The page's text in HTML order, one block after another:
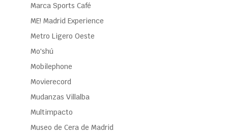
Marca Sports Café
ME! Madrid Experience
Metro Ligero Oeste
Mo'shú
Mobilephone
Movierecord
Mudanzas Villalba
Multimpacto
Museo de Cera de Madrid